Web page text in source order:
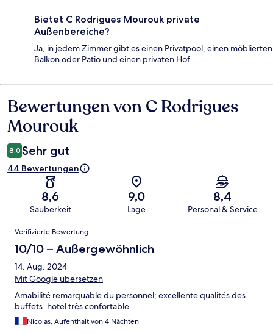
Bietet C Rodrigues Mourouk private
Außenbereiche?
Ja, in jedem Zimmer gibt es einen Privatpool, einen möblierten
Balkon oder Patio und einen privaten Hof.
Bewertungen
Bewertungen von C Rodrigues
Mourouk
8,0 Sehr gut
44 Bewertungen
8,6
Sauberkeit
9,0
Lage
8,4
Personal & Service
Bewertungen
Verifizierte Bewertung
10/10 – Außergewöhnlich
14. Aug. 2024
Mit Google übersetzen
Amabilité remarquable du personnel; excellente qualités des
buffets. hotel très confortable.
Nicolas, Aufenthalt von 4 Nächten